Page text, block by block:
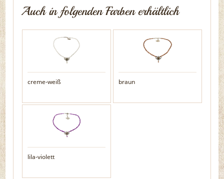
Auch in folgenden Farben erhältlich
creme-weiß braun
lila-violett